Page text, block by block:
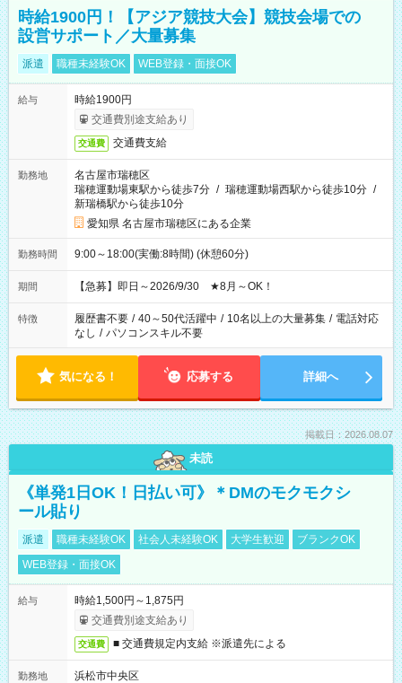
時給1900円！【アジア競技大会】競技会場での
設営サポート／大量募集
派遣 職種未経験OK WEB登録・面接OK
給与
時給1900円
交通費別途支給あり
交通費 交通費支給
勤務地
名古屋市瑞穂区
瑞穂運動場東駅から徒歩7分 / 瑞穂運動場西駅から徒歩10分 /
新瑞橋駅から徒歩10分
愛知県 名古屋市瑞穂区にある企業
勤務時間 9:00～18:00(実働:8時間) (休憩60分)
期間 【急募】即日～2026/9/30 ★8月～OK！
特徴 履歴書不要 / 40～50代活躍中 / 10名以上の大量募集 / 電話対応
なし / パソコンスキル不要
気になる！ 応募する 詳細へ
掲載日：2026.08.07
未読
《単発1日OK！日払い可》＊DMのモクモクシ
ール貼り
派遣 職種未経験OK 社会人未経験OK 大学生歓迎
ブランクOK
WEB登録・面接OK
給与
時給1,500円～1,875円
交通費別途支給あり
交通費 ■ 交通費規定内支給 ※派遣先による
勤務地
浜松市中央区